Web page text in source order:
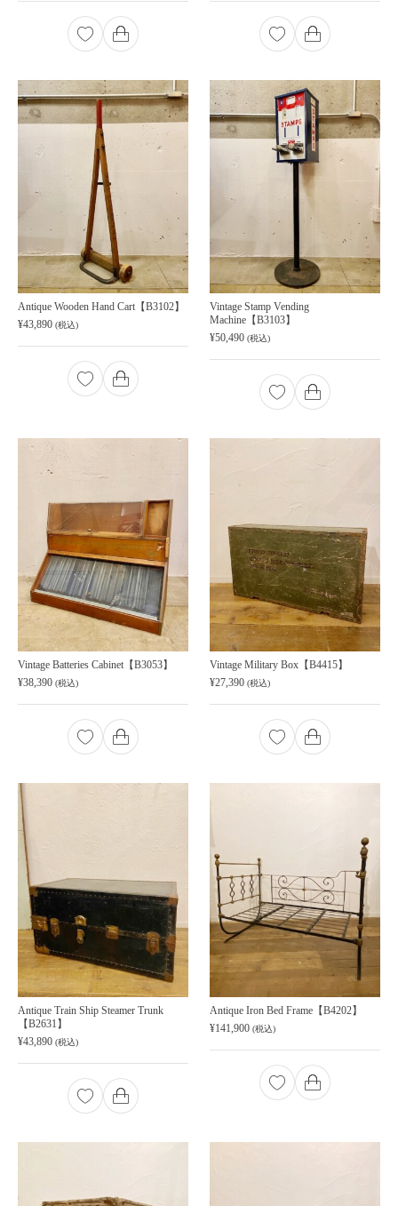
Antique Wooden Hand Cart【B3102】
¥43,890 (税込)
Vintage Stamp Vending
Machine【B3103】
¥50,490 (税込)
Vintage Batteries Cabinet【B3053】
¥38,390 (税込)
Vintage Military Box【B4415】
¥27,390 (税込)
Antique Train Ship Steamer Trunk
【B2631】
¥43,890 (税込)
Antique Iron Bed Frame【B4202】
¥141,900 (税込)